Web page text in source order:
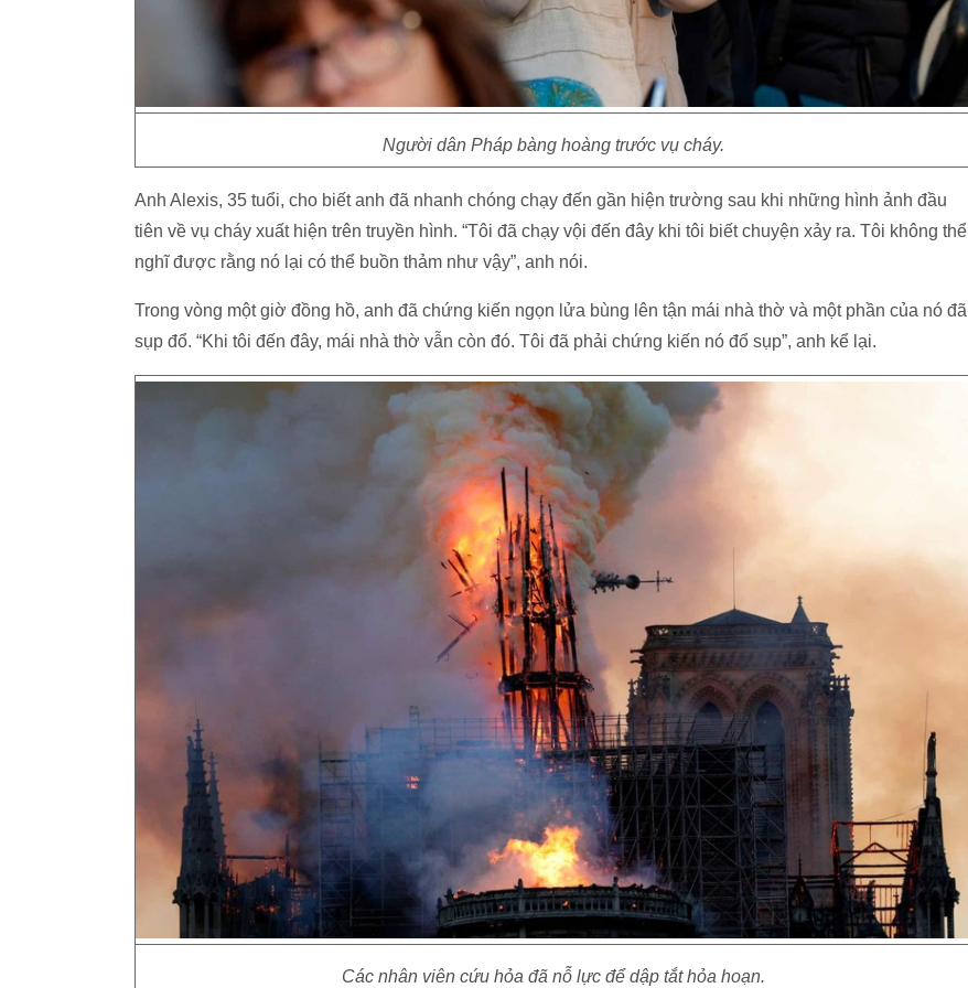
Người dân Pháp bàng hoàng trước vụ cháy.
Anh Alexis, 35 tuổi, cho biết anh đã nhanh chóng chạy đến gần hiện trường sau khi những hình ảnh đầu
tiên về vụ cháy xuất hiện trên truyền hình. “Tôi đã chạy vội đến đây khi tôi biết chuyện xảy ra. Tôi không thể
nghĩ được rằng nó lại có thể buồn thảm như vậy”, anh nói.
Trong vòng một giờ đồng hồ, anh đã chứng kiến ngọn lửa bùng lên tận mái nhà thờ và một phần của nó đã
sụp đổ. “Khi tôi đến đây, mái nhà thờ vẫn còn đó. Tôi đã phải chứng kiến nó đổ sụp”, anh kể lại.
Các nhân viên cứu hỏa đã nỗ lực để dập tắt hỏa hoạn.